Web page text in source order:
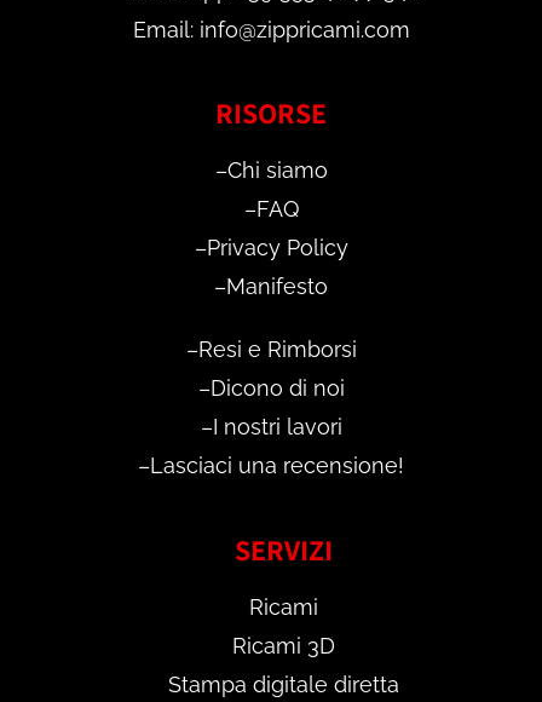
Email: info@zippricami.com
RISORSE
–Chi siamo
–FAQ
–Privacy Policy
–Manifesto
–Resi e Rimborsi
–Dicono di noi
–I nostri lavori
–Lasciaci una recensione!
SERVIZI
Ricami
Ricami 3D
Stampa digitale diretta